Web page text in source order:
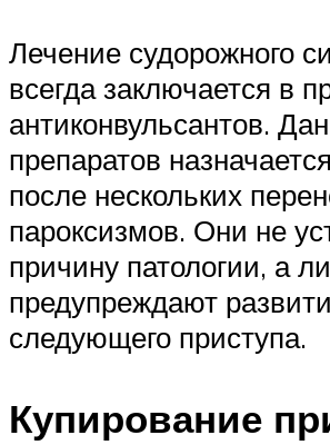
Лечение судорожного
всегда заключается в
антиконвульсантов.
препаратов
после нескольких
пароксизмов. Они не
причину патологии, а
предупреждают
следующего приступа.
Купирование